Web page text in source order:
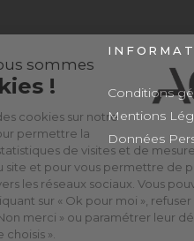
Conditions
Mentions
Données